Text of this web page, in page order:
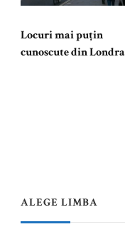
Locuri mai puțin
cunoscute din Londra
ALEGE LIMBA